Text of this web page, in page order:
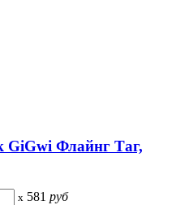
GiGwi Флайнг Таг,
x 581 руб